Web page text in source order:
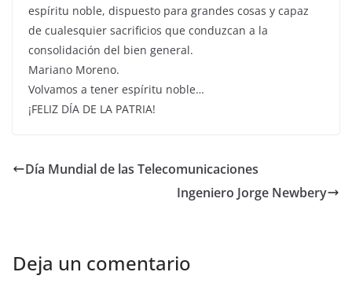
espíritu noble, dispuesto para grandes cosas y capaz
de cualesquier sacrificios que conduzcan a la
consolidación del bien general.
Mariano Moreno.
Volvamos a tener espíritu noble…
¡FELIZ DÍA DE LA PATRIA!
Día Mundial de las Telecomunicaciones
Ingeniero Jorge Newbery
Deja un comentario